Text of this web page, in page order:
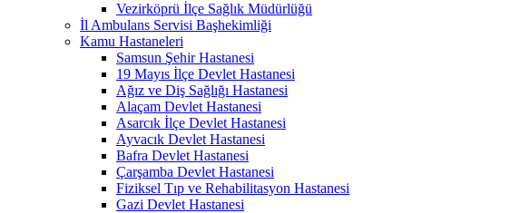
Vezirköprü İlçe Sağlık Müdürlüğü
İl Ambulans Servisi Başhekimliği
Kamu Hastaneleri
Samsun Şehir Hastanesi
19 Mayıs İlçe Devlet Hastanesi
Ağız ve Diş Sağlığı Hastanesi
Alaçam Devlet Hastanesi
Asarcık İlçe Devlet Hastanesi
Ayvacık Devlet Hastanesi
Bafra Devlet Hastanesi
Çarşamba Devlet Hastanesi
Fiziksel Tıp ve Rehabilitasyon Hastanesi
Gazi Devlet Hastanesi